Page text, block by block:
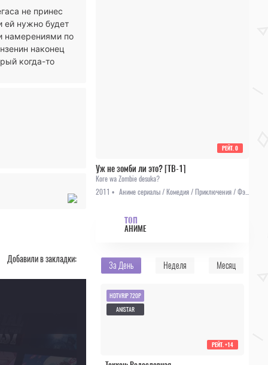
не принес
ей нужно будет
намерениями по
наконец
когда-то
Добавили в закладки:
Уж не зомби ли это? [ТВ-1]
Kore wa Zombie desuka?
2011 •
Аниме сериалы / Комедия / Приключения / Фэнтези / Этти
РЕЙТ. 0
ТОП
АНИМЕ
За День Неделя Месяц
HDTVRIP 720P
ANISTAR
РЕЙТ. +14